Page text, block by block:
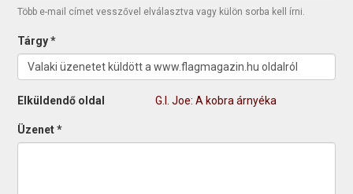
Több e-mail címet vesszővel elválasztva vagy külön sorba kell írni.
Tárgy*
Elküldendő oldal G.I. Joe: A kobra árnyéka
Üzenet*